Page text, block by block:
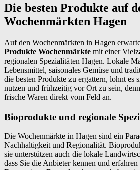
Die besten Produkte auf
Wochenmärkten Hagen
Auf den Wochenmärkten in Hagen
Produkte Wochenmärkte mit einer
regionalen Spezialitäten Hagen. Lokale
Lebensmittel, saisonales Gemüse und
die besten Produkte zu ergattern, lohnt es
nutzen und frühzeitig vor Ort zu sein,
frische Waren direkt vom Feld an.
Bioprodukte und regionale
Die Wochenmärkte in Hagen sind ein
Nachhaltigkeit und Regionalität.
sie unterstützen auch die lokale
dass Sie die Anbieter kennen und